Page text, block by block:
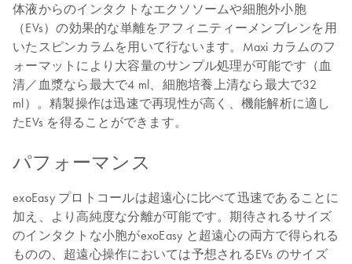
体液からのインタクトなエクソソームや細胞外小胞
（EVs）の効果的な単離をアフィニティーメンブレンを用
いたスピンカラムを用いて行ないます。Maxi カラムのフ
ォーマットにより大容量のサンプル処理が可能です（血
清／血漿なら最大で4 ml、細胞培養上清なら最大で32
ml）。精製操作は迅速で再現性が高く、機能解析に適し
たEVs を得ることができます。
パフォーマンス
exoEasy プロトコールは超遠心に比べて迅速であることに
加え、より高純度な分離が可能です。期待されるサイズ
のインタクトな小胞がexoEasy と超遠心の両方で得られる
ものの、超遠心操作においては予想されるEVs のサイズ